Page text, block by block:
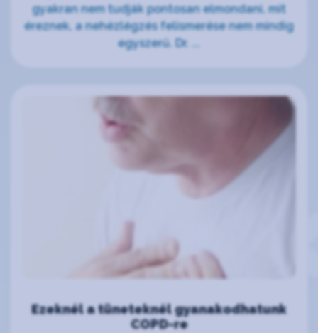
gyakran nem tudják pontosan elmondani, mit
éreznek, a nehézlégzés felismerése nem mindig
egyszerű. Dr. ...
Ezeknél a tüneteknél gyanakodhatunk
COPD-re